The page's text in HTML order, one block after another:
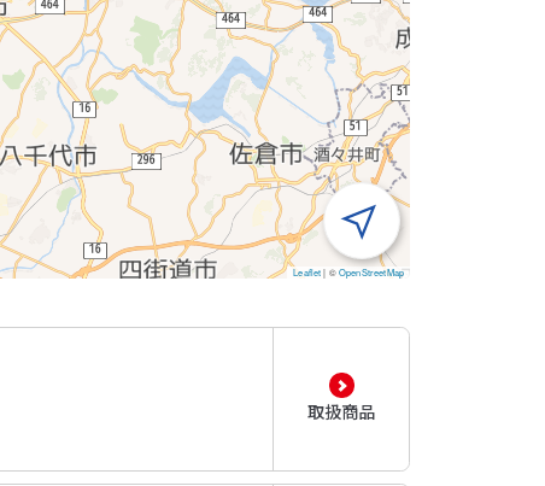
Leaflet | ©OpenStreetMap
取扱商品